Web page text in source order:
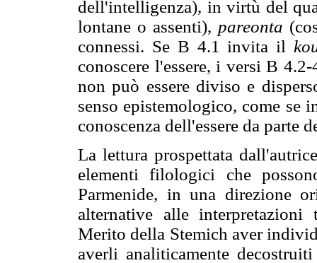
dell'intelligenza), in virtù del
lontane o assenti), pareonta
connessi. Se B 4.1 invita il
conoscere l'essere, i versi B
non può essere diviso e
senso epistemologico, come se
conoscenza dell'essere da parte
La lettura prospettata
elementi filologici che
Parmenide, in una direzione
alternative alle
Merito della Stemich aver
averli analiticamente